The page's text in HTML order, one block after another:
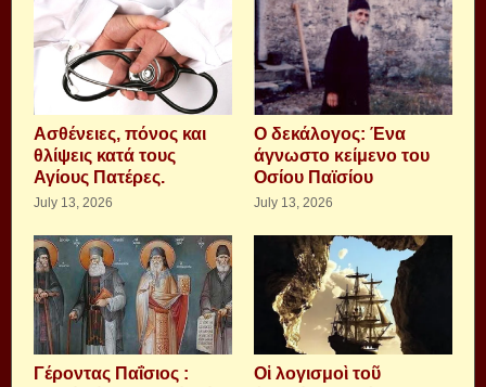
Aσθένειες, πόνος και
θλίψεις κατά τους
Αγίους Πατέρες.
July 13, 2026
Ο δεκάλογος: Ένα
άγνωστο κείμενο του
Οσίου Παϊσίου
July 13, 2026
Γέροντας Παΐσιος :
Οἱ λογισμοὶ τοῦ